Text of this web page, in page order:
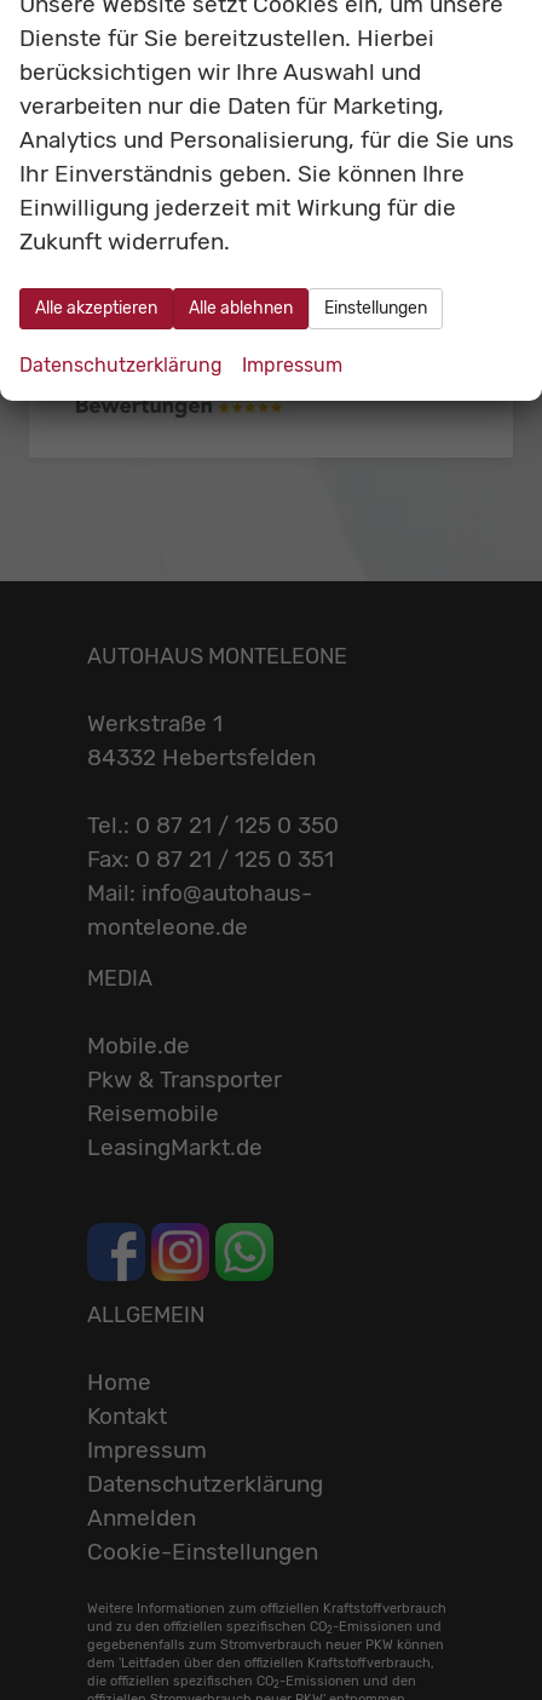
AUTOHAUS MONTELEONE
Werkstraße 1
84332 Hebertsfelden
Tel.: 0 87 21 / 125 0 350
Fax: 0 87 21 / 125 0 351
Mail: info@autohaus-
monteleone.de
MEDIA
Mobile.de
Pkw & Transporter
Reisemobile
LeasingMarkt.de
ALLGEMEIN
Home
Kontakt
Impressum
Datenschutzerklärung
Anmelden
Cookie-Einstellungen
Weitere Informationen zum offiziellen Kraftstoffverbrauch
und zu den offiziellen spezifischen CO2 -Emissionen und
gegebenenfalls zum Stromverbrauch neuer PKW können
dem 'Leitfaden über den offiziellen Kraftstoffverbrauch,
die offiziellen spezifischen CO2 -Emissionen und den
Dienste für Sie bereitzustellen. Hierbei
berücksichtigen wir Ihre Auswahl und
verarbeiten nur die Daten für Marketing,
Analytics und Personalisierung, für die Sie uns
Ihr Einverständnis geben. Sie können Ihre
Einwilligung jederzeit mit Wirkung für die
Zukunft widerrufen.
Alle akzeptieren Alle ablehnen Einstellungen
Datenschutzerklärung Impressum